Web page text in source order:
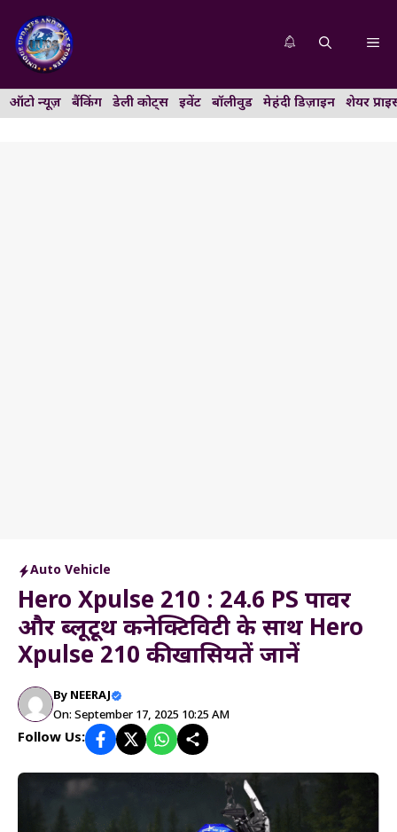
content
ऑटो न्यूज़ बैंकिंग डेली कोट्स इवेंट बॉलीवुड मेहंदी डिज़ाइन शेयर
Auto Vehicle
Hero Xpulse 210 : 24.6 PS पावर
और ब्लूटूथ कनेक्टिविटी के साथ Hero
Xpulse 210 की खासियतें जानें
By NEERAJ
On: September 17, 2025 10:25 AM
Follow Us: